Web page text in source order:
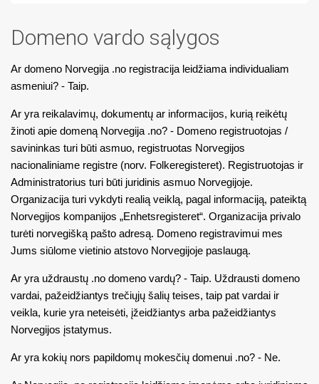
Domeno vardo sąlygos
Ar domeno Norvegija .no registracija leidžiama individualiam
asmeniui? - Taip.
Ar yra reikalavimų, dokumentų ar informacijos, kurią reikėtų
žinoti apie domeną Norvegija .no? - Domeno registruotojas /
savininkas turi būti asmuo, registruotas Norvegijos
nacionaliniame registre (norv. Folkeregisteret). Registruotojas ir
Administratorius turi būti juridinis asmuo Norvegijoje.
Organizacija turi vykdyti realią veiklą, pagal informaciją, pateiktą
Norvegijos kompanijos „Enhetsregisteret“. Organizacija privalo
turėti norvegišką pašto adresą. Domeno registravimui mes
Jums siūlome vietinio atstovo Norvegijoje paslaugą.
Ar yra uždraustų .no domeno vardų? - Taip. Uždrausti domeno
vardai, pažeidžiantys trečiųjų šalių teises, taip pat vardai ir
veikla, kurie yra neteisėti, įžeidžiantys arba pažeidžiantys
Norvegijos įstatymus.
Ar yra kokių nors papildomų mokesčių domenui .no? - Ne.